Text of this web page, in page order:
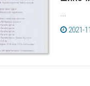
...
2021-